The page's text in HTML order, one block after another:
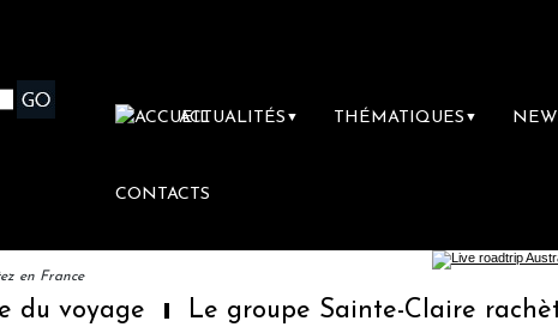
ACTUALITÉS ▼ THÉMATIQUES ▼
CONTACTS
en France
Le groupe Sainte-Claire rachète Eden